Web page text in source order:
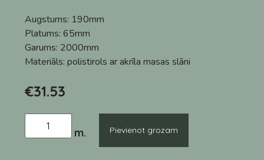
Augstums: 190mm
Platums: 65mm
Garums: 2000mm
Materiāls: polistirols ar akrīla masas slāni
€31.53
Pievienot grozam